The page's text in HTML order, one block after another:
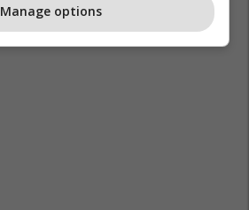
Manage options